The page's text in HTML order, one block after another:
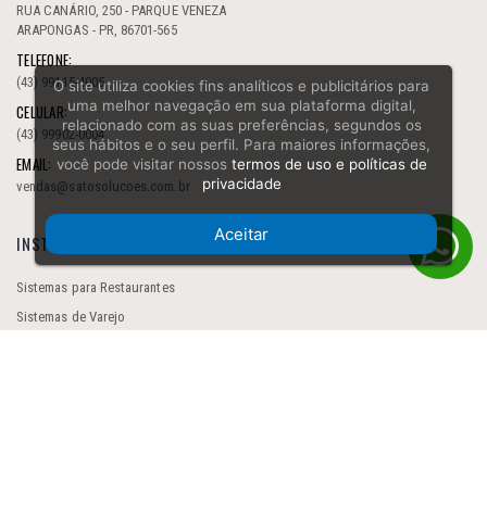
RUA CANÁRIO, 250 - PARQUE VENEZA
ARAPONGAS - PR, 86701-565
TELEFONE:
(43) 99115-4005
CELULAR:
(43) 99902-0004
EMAIL:
vendas@satosolucoes.com.br
INSTITUCIONAL
Sistemas para Restaurantes
Sistemas de Varejo
O site utiliza cookies fins analíticos e publicitários para
uma melhor navegação em sua plataforma digital,
relacionado com as suas preferências, segundos os
seus hábitos e o seu perfil. Para maiores informações,
você pode visitar nossos termos de uso e políticas de
privacidade
Aceitar